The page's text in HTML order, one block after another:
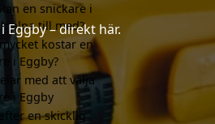
– direkt här.
en snickare i
till med?
kostar en
i Eggby?
med att välja
i Eggby
efter en skicklig